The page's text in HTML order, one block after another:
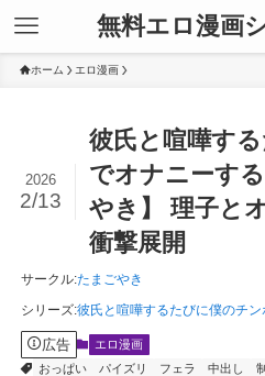
無料エロ漫画
ホーム エロ漫画
彼氏と喧嘩す
でオナニーす
やき】 理子と
衝撃展開
2026
2/13
サークル:たまごやき
シリーズ:彼氏と喧嘩するたびに僕のチ
広告
エロ漫画
おっぱい
パイズリ フェラ 中出し